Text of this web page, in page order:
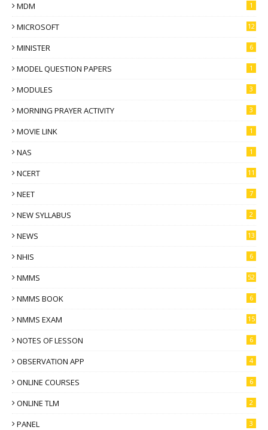
MDM 1
MICROSOFT 12
MINISTER 6
MODEL QUESTION PAPERS 1
MODULES 3
MORNING PRAYER ACTIVITY 3
MOVIE LINK 1
NAS 1
NCERT 11
NEET 7
NEW SYLLABUS 2
NEWS 13
NHIS 6
NMMS 52
NMMS BOOK 6
NMMS EXAM 15
NOTES OF LESSON 6
OBSERVATION APP 4
ONLINE COURSES 6
ONLINE TLM 2
PANEL 3